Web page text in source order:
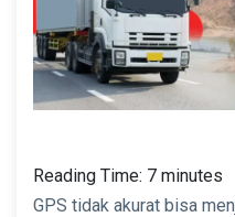
Reading Time: 7 minutes
GPS tidak akurat bisa